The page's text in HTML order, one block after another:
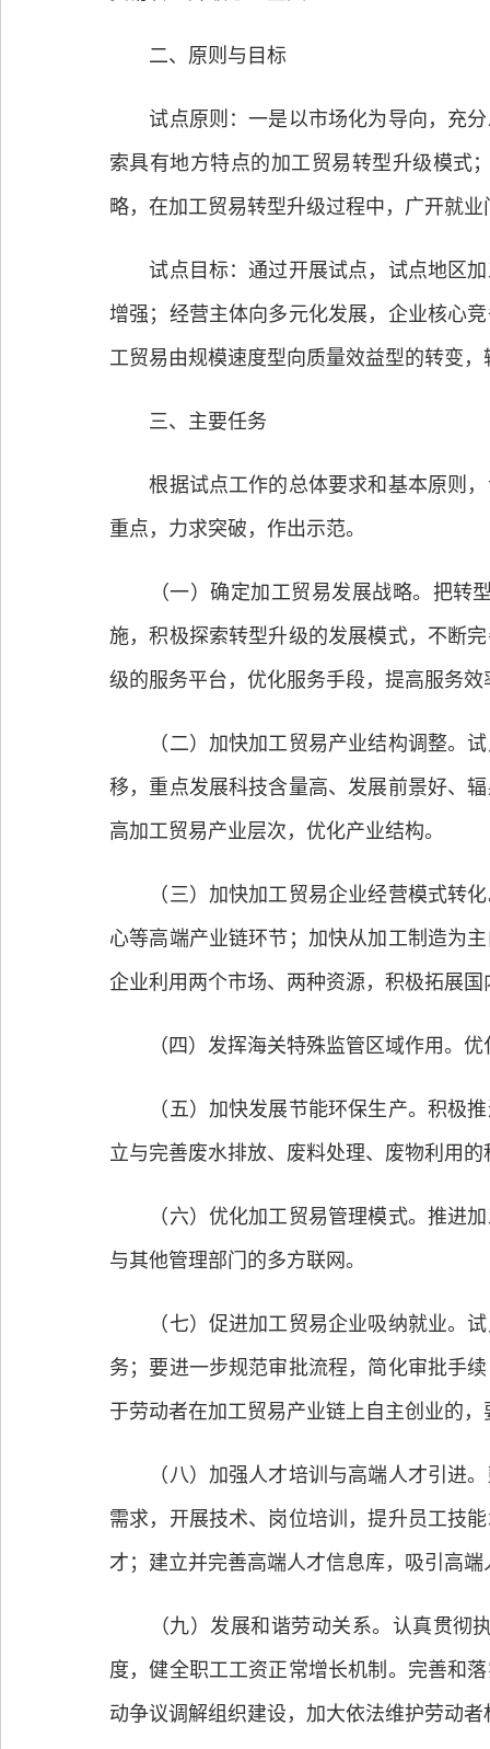
二、原则与目标
试点原则：一是以市场化为导向，充分
索具有地方特点的加工贸易转型升级模式
略，在加工贸易转型升级过程中，广开就
试点目标：通过开展试点，试点地区加
增强；经营主体向多元化发展，企业核心
工贸易由规模速度型向质量效益型的转变
三、主要任务
根据试点工作的总体要求和基本原则，
重点，力求突破，作出示范。
（一）确定加工贸易发展战略。把转型
施，积极探索转型升级的发展模式，不断
级的服务平台，优化服务手段，提高服务效
（二）加快加工贸易产业结构调整。试
移，重点发展科技含量高、发展前景好、
高加工贸易产业层次，优化产业结构。
（三）加快加工贸易企业经营模式转化
心等高端产业链环节；加快从加工制造为
企业利用两个市场、两种资源，积极拓展
（四）发挥海关特殊监管区域作用。优
（五）加快发展节能环保生产。积极推
立与完善废水排放、废料处理、废物利用
（六）优化加工贸易管理模式。推进加
与其他管理部门的多方联网。
（七）促进加工贸易企业吸纳就业。试
务；要进一步规范审批流程，简化审批手
于劳动者在加工贸易产业链上自主创业的
（八）加强人才培训与高端人才引进。
需求，开展技术、岗位培训，提升员工技
才；建立并完善高端人才信息库，吸引高
（九）发展和谐劳动关系。认真贯彻执
度，健全职工工资正常增长机制。完善和
动争议调解组织建设，加大依法维护劳动者